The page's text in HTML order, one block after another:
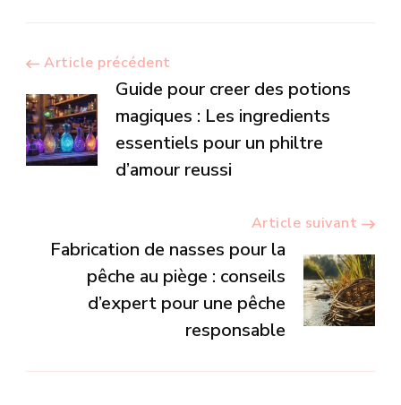
Navigation
d’article
Article précédent
Guide pour creer des potions
magiques : Les ingredients
essentiels pour un philtre
d’amour reussi
Article suivant
Fabrication de nasses pour la
pêche au piège : conseils
d’expert pour une pêche
responsable